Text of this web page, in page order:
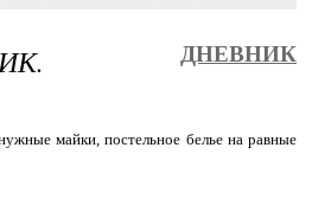
ДНЕВНИК
майки, постельное белье на равные